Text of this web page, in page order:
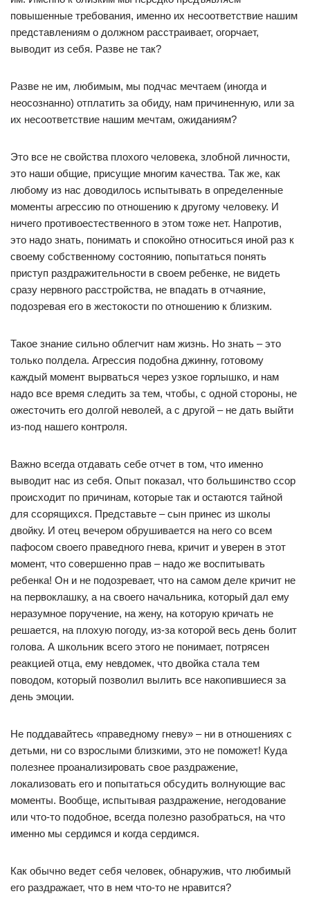
повышенные требования, именно их несоответствие нашим
представлениям о должном расстраивает, огорчает,
выводит из себя. Разве не так?
Разве не им, любимым, мы подчас мечтаем (иногда и
неосознанно) отплатить за обиду, нам причиненную, или за
их несоответствие нашим мечтам, ожиданиям?
Это все не свойства плохого человека, злобной личности,
это наши общие, присущие многим качества. Так же, как
любому из нас доводилось испытывать в определенные
моменты агрессию по отношению к другому человеку. И
ничего противоестественного в этом тоже нет. Напротив,
это надо знать, понимать и спокойно относиться иной раз к
своему собственному состоянию, попытаться понять
приступ раздражительности в своем ребенке, не видеть
сразу нервного расстройства, не впадать в отчаяние,
подозревая его в жестокости по отношению к близким.
Такое знание сильно облегчит нам жизнь. Но знать – это
только полдела. Агрессия подобна джинну, готовому
каждый момент вырваться через узкое горлышко, и нам
надо все время следить за тем, чтобы, с одной стороны, не
ожесточить его долгой неволей, а с другой – не дать выйти
из-под нашего контроля.
Важно всегда отдавать себе отчет в том, что именно
выводит нас из себя. Опыт показал, что большинство ссор
происходит по причинам, которые так и остаются тайной
для ссорящихся. Представьте – сын принес из школы
двойку. И отец вечером обрушивается на него со всем
пафосом своего праведного гнева, кричит и уверен в этот
момент, что совершенно прав – надо же воспитывать
ребенка! Он и не подозревает, что на самом деле кричит не
на первоклашку, а на своего начальника, который дал ему
неразумное поручение, на жену, на которую кричать не
решается, на плохую погоду, из-за которой весь день болит
голова. А школьник всего этого не понимает, потрясен
реакцией отца, ему невдомек, что двойка стала тем
поводом, который позволил вылить все накопившиеся за
день эмоции.
Не поддавайтесь «праведному гневу» – ни в отношениях с
детьми, ни со взрослыми близкими, это не поможет! Куда
полезнее проанализировать свое раздражение,
локализовать его и попытаться обсудить волнующие вас
моменты. Вообще, испытывая раздражение, негодование
или что-то подобное, всегда полезно разобраться, на что
именно мы сердимся и когда сердимся.
Как обычно ведет себя человек, обнаружив, что любимый
его раздражает, что в нем что-то не нравится?